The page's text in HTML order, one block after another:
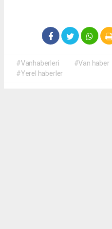
#Vanhaberleri #Van haber
#Yerel haberler